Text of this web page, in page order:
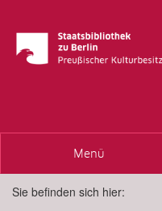
Toggle
Menü
Sie befinden sich hier: